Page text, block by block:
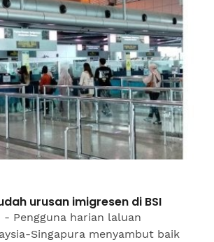
urusan imigresen di BSI
- Pengguna harian laluan
Singapura menyambut baik